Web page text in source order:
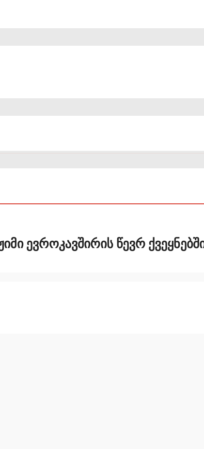
ᲔᲕᲠᲝᲙᲐᲕᲨᲘᲠᲘᲡ ᲬᲔᲕᲠ